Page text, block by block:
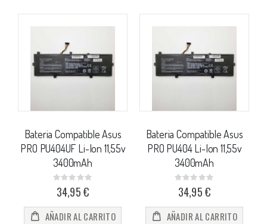
Bateria Compatible Asus
PRO PU404UF Li-Ion 11,55v
3400mAh
Rating:
0%34,95 €
AÑADIR AL CARRITO
Bateria Compatible Asus
PRO PU404 Li-Ion 11,55v
3400mAh
Rating:
0%34,95 €
AÑADIR AL CARRITO